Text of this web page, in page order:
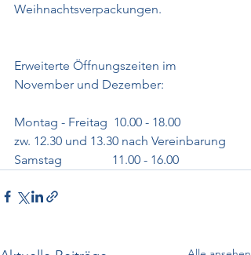
Weihnachtsverpackungen.
Erweiterte Öffnungszeiten im
November und Dezember:
Montag - Freitag  10.00 - 18.00
zw. 12.30 und 13.30 nach Vereinbarung
Samstag                11.00 - 16.00